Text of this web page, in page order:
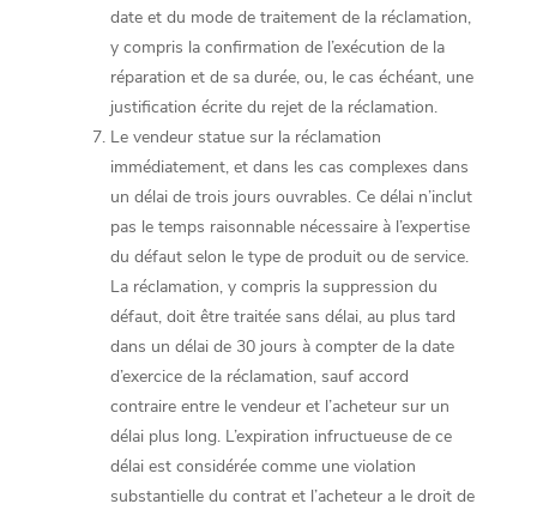
date et du mode de traitement de la réclamation,
y compris la confirmation de l’exécution de la
réparation et de sa durée, ou, le cas échéant, une
justification écrite du rejet de la réclamation.
Le vendeur statue sur la réclamation
immédiatement, et dans les cas complexes dans
un délai de trois jours ouvrables. Ce délai n’inclut
pas le temps raisonnable nécessaire à l’expertise
du défaut selon le type de produit ou de service.
La réclamation, y compris la suppression du
défaut, doit être traitée sans délai, au plus tard
dans un délai de 30 jours à compter de la date
d’exercice de la réclamation, sauf accord
contraire entre le vendeur et l’acheteur sur un
délai plus long. L’expiration infructueuse de ce
délai est considérée comme une violation
substantielle du contrat et l’acheteur a le droit de